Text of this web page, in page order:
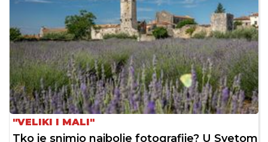
"VELIKI I MALI"
Tko je snimio najbolje fotografije? U Svetom